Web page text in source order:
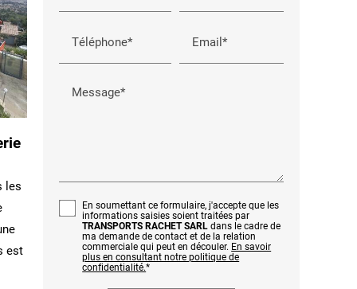
les
est
Téléphone* Email*
Message*
En soumettant ce formulaire, j'accepte que les
informations saisies soient traitées par
TRANSPORTS RACHET SARLdans le cadre de
ma demande de contact et de la relation
commerciale qui peut en découler. En savoir
plus en consultant notre politique de
confidentialité.*